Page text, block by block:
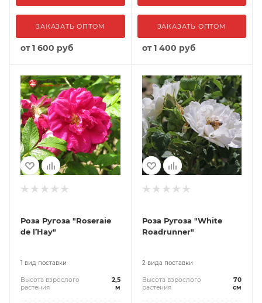
ЗАКАЗАТЬ ОПТОМ
от1 600 руб
ЗАКАЗАТЬ ОПТОМ
от1 400 руб
Роза Ругоза "Roseraie
de l’Hay"
1 вид поставки
Высота взрослого
растения
2,5
м
Роза Ругоза "White
Roadrunner"
2 вида поставки
Высота взрослого
растения
70
см